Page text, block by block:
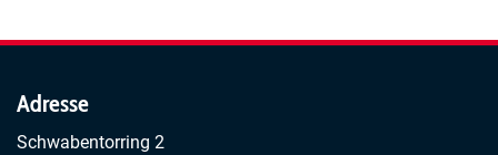
Freiburg
Adresse
Schwabentorring 2